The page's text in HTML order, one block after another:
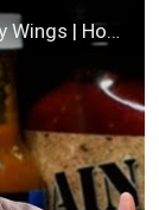
Will Ferrell Deeply Regrets Eating Spicy Wings | Hot Ones